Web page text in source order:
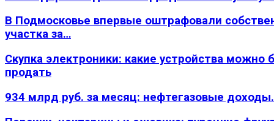
В Подмосковье впервые оштрафовали
участка за…
Скупка электроники: какие устройства можно
продать
934 млрд руб. за месяц: нефтегазовые